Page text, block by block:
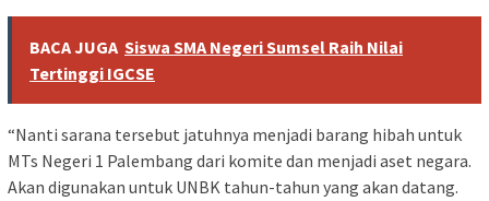
BACA JUGA Siswa SMA Negeri Sumsel Raih Nilai
Tertinggi IGCSE
“Nanti sarana tersebut jatuhnya menjadi barang hibah untuk
MTs Negeri 1 Palembang dari komite dan menjadi aset negara.
Akan digunakan untuk UNBK tahun-tahun yang akan datang.